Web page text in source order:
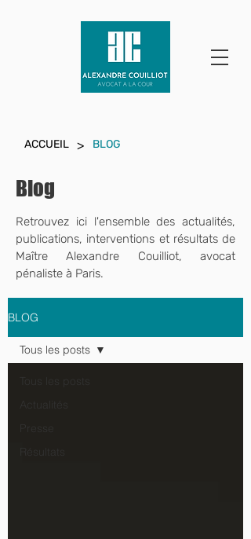
ACCUEIL > BLOG
Blog
Retrouvez ici l'ensemble des actualités,
publications, interventions et résultats de
Maître Alexandre Couilliot, avocat
pénaliste à Paris.
BLOG
Tous les posts